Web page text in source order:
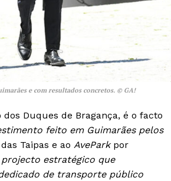
e com resultados concretos. © GA!
Duques de Bragança, é o facto
feito em Guimarães pelos
Taipas e ao AveParkpor
projecto estratégico que
de transporte público